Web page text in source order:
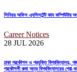
সিনিয়র অফিস এ্যসিসটেন্ট কাম কম্পিউটার
Career Notices
28 JUL 2026
ঢাকা প্রকৌশল ও প্রযুক্তি বিশ্ববিদ্যালয়,
প্রকৌশলী রুমা অত্র বিশ্ববিদ্যালয়ের প্রো-